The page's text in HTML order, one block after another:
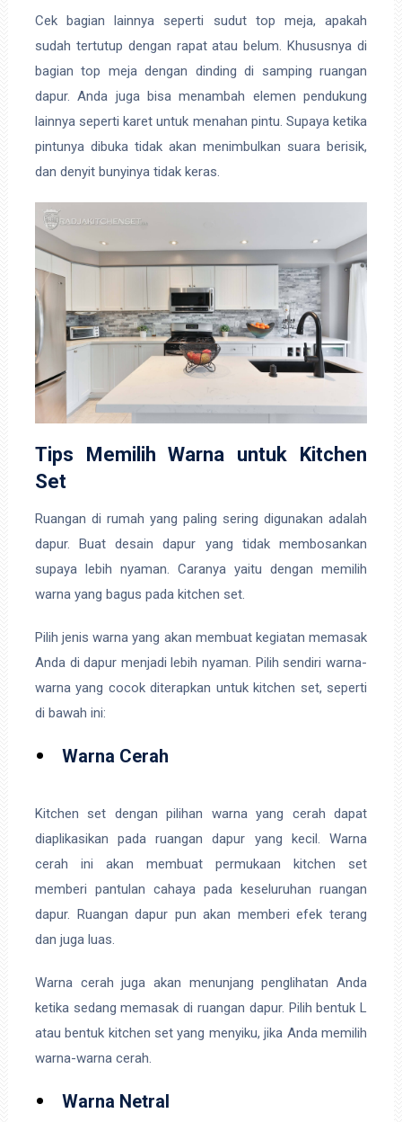
Cek bagian lainnya seperti sudut top meja, apakah
sudah tertutup dengan rapat atau belum. Khususnya di
bagian top meja dengan dinding di samping ruangan
dapur. Anda juga bisa menambah elemen pendukung
lainnya seperti karet untuk menahan pintu. Supaya ketika
pintunya dibuka tidak akan menimbulkan suara berisik,
dan denyit bunyinya tidak keras.
Tips Memilih Warna untuk Kitchen
Set
Ruangan di rumah yang paling sering digunakan adalah
dapur. Buat desain dapur yang tidak membosankan
supaya lebih nyaman. Caranya yaitu dengan memilih
warna yang bagus pada kitchen set.
Pilih jenis warna yang akan membuat kegiatan memasak
Anda di dapur menjadi lebih nyaman. Pilih sendiri warna-
warna yang cocok diterapkan untuk kitchen set, seperti
di bawah ini:
Warna Cerah
Kitchen set dengan pilihan warna yang cerah dapat
diaplikasikan pada ruangan dapur yang kecil. Warna
cerah ini akan membuat permukaan kitchen set
memberi pantulan cahaya pada keseluruhan ruangan
dapur. Ruangan dapur pun akan memberi efek terang
dan juga luas.
Warna cerah juga akan menunjang penglihatan Anda
ketika sedang memasak di ruangan dapur. Pilih bentuk L
atau bentuk kitchen set yang menyiku, jika Anda memilih
warna-warna cerah.
Warna Netral